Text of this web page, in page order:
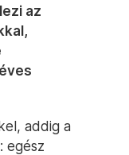
az
addig a
egész